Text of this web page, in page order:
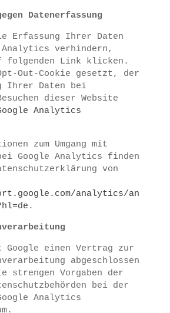
Datenerfassung
Erfassung Ihrer Daten
Analytics verhindern,
folgenden Link klicken.
Out-Cookie gesetzt, der
Ihrer Daten bei
dieser Website
Analytics
zum Umgang mit
Google Analytics finden
von
analytics/an
.
Google einen Vertrag zur
abgeschlossen
strengen Vorgaben der
bei der
Analytics